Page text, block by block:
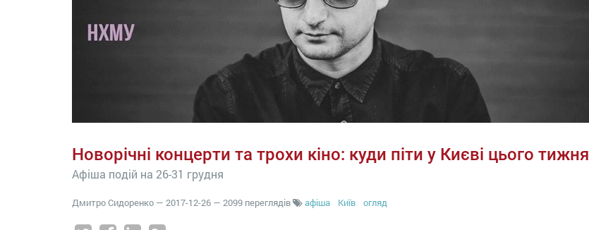
Новорічні концерти та трохи кіно: куди піти у Києві цього тижня
Афіша подій на 26-31 грудня
Дмитро Сидоренко — 2017-12-26 — 2099 переглядів афіша Київ огляд